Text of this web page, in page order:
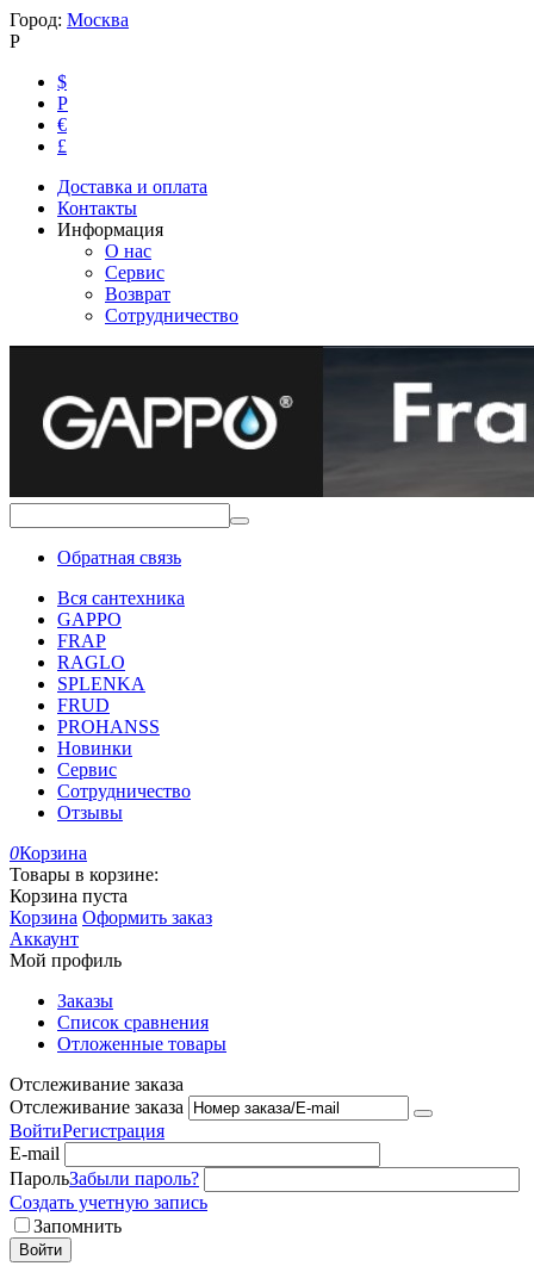
Город: Москва
Р
$
Р
€
£
Доставка и оплата
Контакты
Информация
О нас
Сервис
Возврат
Сотрудничество
Обратная связь
Вся сантехника
GAPPO
FRAP
RAGLO
SPLENKA
FRUD
PROHANSS
Новинки
Сервис
Сотрудничество
Отзывы
0Корзина
Товары в корзине:
Корзина пуста
Корзина Оформить заказ
Аккаунт
Мой профиль
Заказы
Список сравнения
Отложенные товары
Отслеживание заказа
Отслеживание заказа
ВойтиРегистрация
E-mail
ПарольЗабыли пароль?
Создать учетную запись
Запомнить
Войти